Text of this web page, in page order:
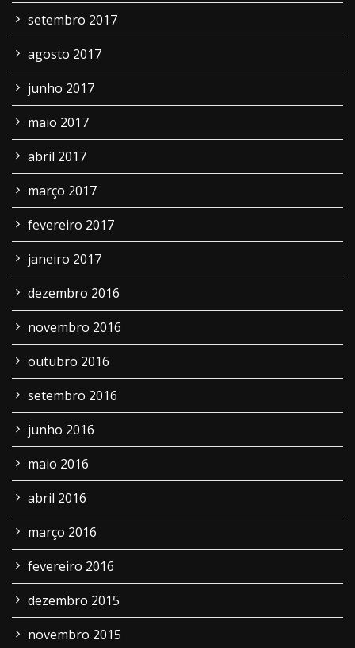
setembro 2017
agosto 2017
junho 2017
maio 2017
abril 2017
março 2017
fevereiro 2017
janeiro 2017
dezembro 2016
novembro 2016
outubro 2016
setembro 2016
junho 2016
maio 2016
abril 2016
março 2016
fevereiro 2016
dezembro 2015
novembro 2015